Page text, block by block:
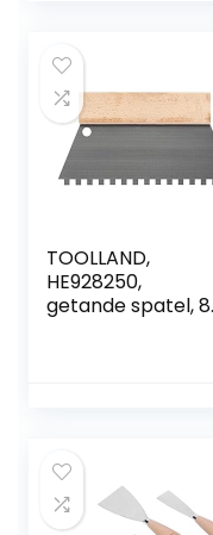
Schilderspatel
Spatelset voor
spackling,
patching
TOOLLAND,
HE928250,
getande spatel, 8